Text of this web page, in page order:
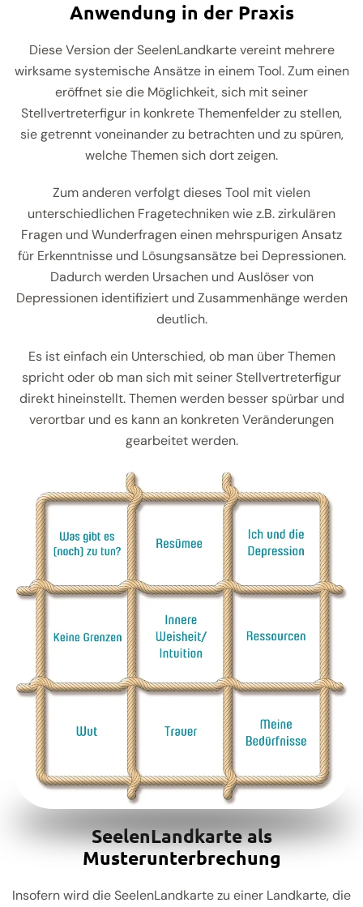
Anwendung in der Praxis
Diese Version der SeelenLandkarte vereint mehrere
wirksame systemische Ansätze in einem Tool. Zum einen
eröffnet sie die Möglichkeit, sich mit seiner
Stellvertreterfigur in konkrete Themenfelder zu stellen,
sie getrennt voneinander zu betrachten und zu spüren,
welche Themen sich dort zeigen.
Zum anderen verfolgt dieses Tool mit vielen
unterschiedlichen Fragetechniken wie z.B. zirkulären
Fragen und Wunderfragen einen mehrspurigen Ansatz
für Erkenntnisse und Lösungsansätze bei Depressionen.
Dadurch werden Ursachen und Auslöser von
Depressionen identifiziert und Zusammenhänge werden
deutlich.
Es ist einfach ein Unterschied, ob man über Themen
spricht oder ob man sich mit seiner Stellvertreterfigur
direkt hineinstellt. Themen werden besser spürbar und
verortbar und es kann an konkreten Veränderungen
gearbeitet werden.
SeelenLandkarte als
Musterunterbrechung
Insofern wird die SeelenLandkarte zu einer Landkarte, die